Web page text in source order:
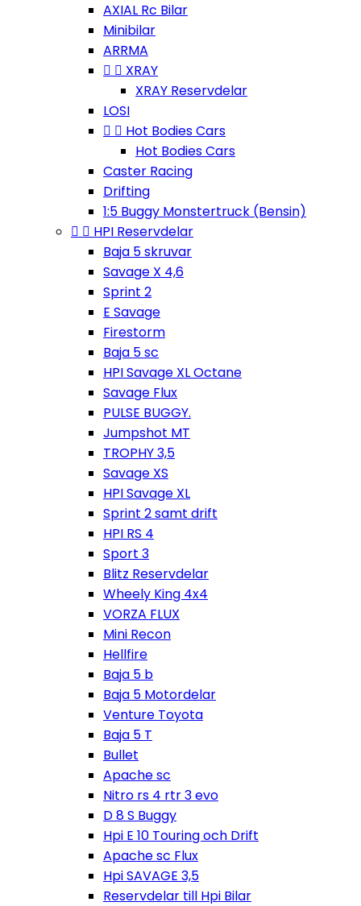
AXIAL Rc Bilar
Minibilar
ARRMA
  XRAY
XRAY Reservdelar
LOSI
  Hot Bodies Cars
Hot Bodies Cars
Caster Racing
Drifting
1:5 Buggy Monstertruck (Bensin)
  HPI Reservdelar
Baja 5 skruvar
Savage X 4,6
Sprint 2
E Savage
Firestorm
Baja 5 sc
HPI Savage XL Octane
Savage Flux
PULSE BUGGY.
Jumpshot MT
TROPHY 3,5
Savage XS
HPI Savage XL
Sprint 2 samt drift
HPI RS 4
Sport 3
Blitz Reservdelar
Wheely King 4x4
VORZA FLUX
Mini Recon
Hellfire
Baja 5 b
Baja 5 Motordelar
Venture Toyota
Baja 5 T
Bullet
Apache sc
Nitro rs 4 rtr 3 evo
D 8 S Buggy
Hpi E 10 Touring och Drift
Apache sc Flux
Hpi SAVAGE 3,5
Reservdelar till Hpi Bilar